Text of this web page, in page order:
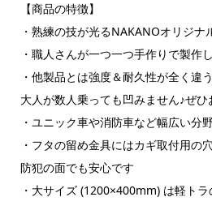
【商品の特徴】
・熟練の技が光るNAKANOオリジナ
・職人さんが一つ一つ手作りで製作
・他製品とは強度＆耐久性が全く違う
大人が数人乗っても凹みません♪ぜ
・ユニック車や消防車など幅広い分
・フタの留め金具にはカギ取付用の
防犯の面でも安心です
・大サイズ (1200×400mm) は軽ト